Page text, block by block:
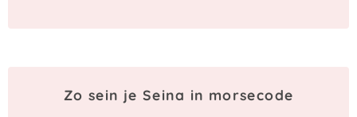
Zo sein je Seina in morsecode